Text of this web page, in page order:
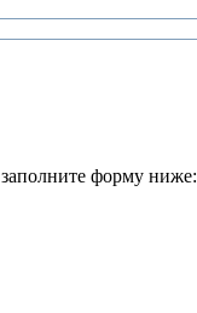
форму ниже: